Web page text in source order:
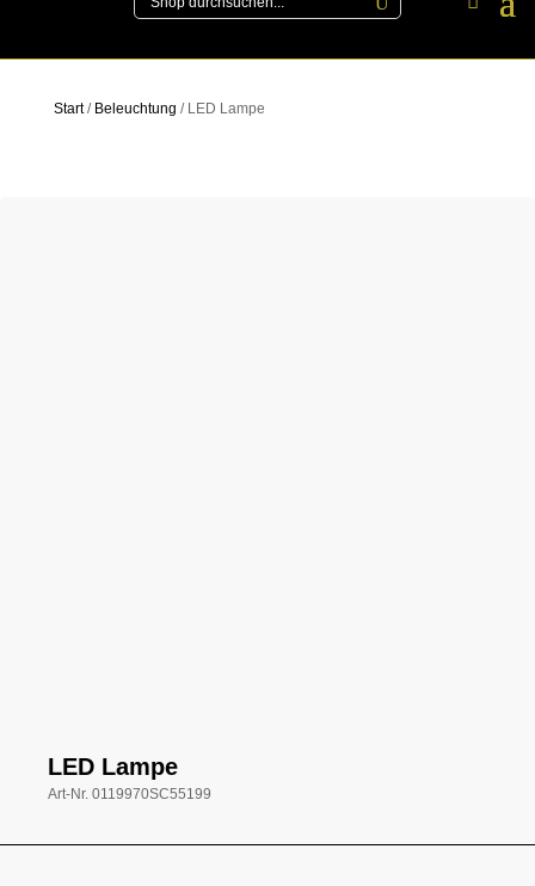
Start/ Beleuchtung / LED Lampe
LED Lampe
Art-Nr. 0119970SC55199